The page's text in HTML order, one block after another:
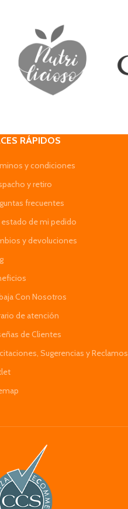
RÁPIDOS
y condiciones
y retiro
frecuentes
estado de mi pedido
y devoluciones
Con Nosotros
de atención
de Clientes
Sugerencias y Reclamos